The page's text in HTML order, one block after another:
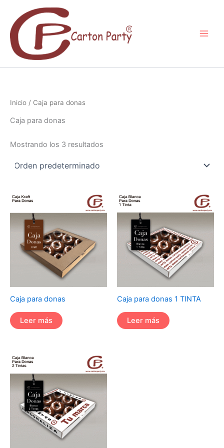
contenido
Inicio / Caja para donas
Caja para donas
Mostrando los 3 resultados
Caja para donas
Leer más
Caja para donas 1 TINTA
Leer más